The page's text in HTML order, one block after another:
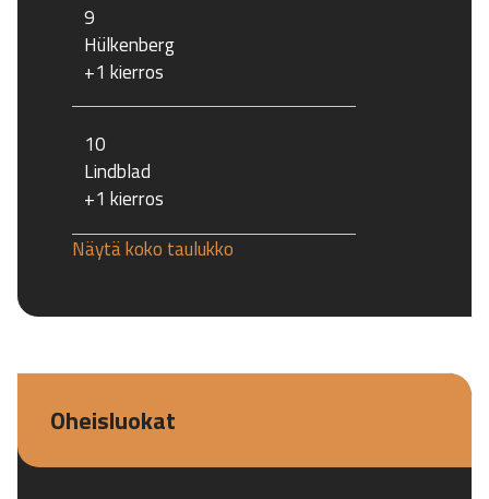
9
Hülkenberg
+1 kierros
10
Lindblad
+1 kierros
Näytä koko taulukko
Oheisluokat